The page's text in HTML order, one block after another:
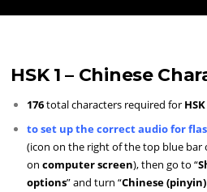
HSK 1 – Chinese
176total characters required for
to set up the correct audio for
(icon on the right of the top blue bar
oncomputer screen), then go to “
options” and turn “Chinese